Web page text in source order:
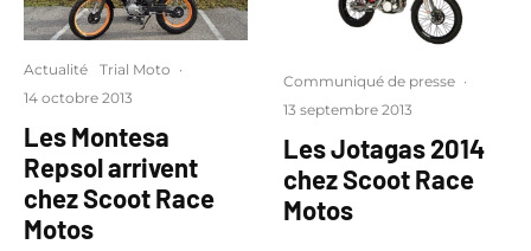
Actualité Trial Moto ·
14 octobre 2013
Les Montesa
Repsol arrivent
chez Scoot Race
Motos
Communiqué de presse ·
13 septembre 2013
Les Jotagas 2014
chez Scoot Race
Motos